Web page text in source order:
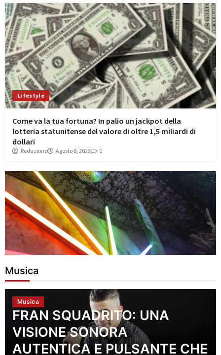
Lifestyle
Come va la tua fortuna? In palio un jackpot della
lotteria statunitense del valore di oltre 1,5 miliardi di
dollari
Redazione Agosto 8, 2023 0
Musica
Musica
FRAN SQUADRITO: UNA
VISIONE SONORA
AUTENTICA E PULSANTE CHE